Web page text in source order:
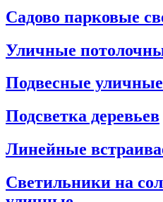
Садово парковые
Уличные
Подвесные
Подсветка деревьев
Линейные
Светильники на